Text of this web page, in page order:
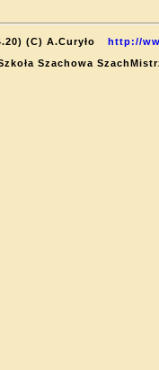
(C) A.Curyło
http://
Szachowa